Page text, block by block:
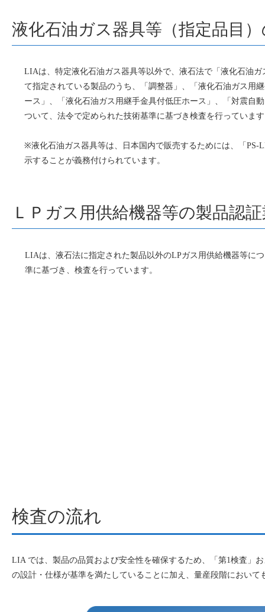
液化石油ガス器具等（指定品目
LIAは、特定液化石油ガス器具等以外で、液石法で「液化石油ガ
て指定されている製品のうち、「調整器」、「液化石油ガス用
ース」、「液化石油ガス用継手金具付低圧ホース」、「対震自
ついて、法令で定められた技術基準に基づき検査を行っていま
※液化石油ガス器具等は、日本国内で販売するためには、「PS-
示することが義務付けられています。
ＬＰガス用供給機器等の製品認
LIAは、液石法に指定された製品以外のLPガス用供給機器等に
準に基づき、検査を行っています。
検査の流れ
LIA では、製品の品質および安全性を確保するため、「第1検査」
の設計・仕様が基準を満たしていることに加え、量産段階におい